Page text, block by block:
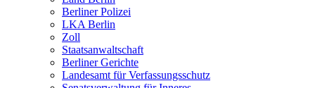
Berliner Polizei
LKA Berlin
Zoll
Staatsanwaltschaft
Berliner Gerichte
Landesamt für Verfassungsschutz